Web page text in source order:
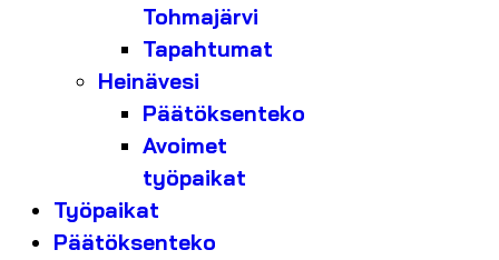
Tohmajärvi
Tapahtumat
Heinävesi
Päätöksenteko
Avoimet
työpaikat
Työpaikat
Päätöksenteko